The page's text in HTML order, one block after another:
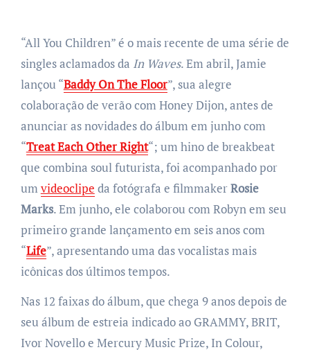
“All You Children” é o mais recente de uma série de
singles aclamados da In Waves. Em abril, Jamie
lançou “Baddy On The Floor”, sua alegre
colaboração de verão com Honey Dijon, antes de
anunciar as novidades do álbum em junho com
“Treat Each Other Right“; um hino de breakbeat
que combina soul futurista, foi acompanhado por
umvideoclipe da fotógrafa e filmmakerRosie
Marks. Em junho, ele colaborou com Robyn em seu
primeiro grande lançamento em seis anos com
“Life”, apresentando uma das vocalistas mais
icônicas dos últimos tempos.
Nas 12 faixas do álbum, que chega 9 anos depois de
seu álbum de estreia indicado ao GRAMMY, BRIT,
Ivor Novello e Mercury Music Prize, In Colour,